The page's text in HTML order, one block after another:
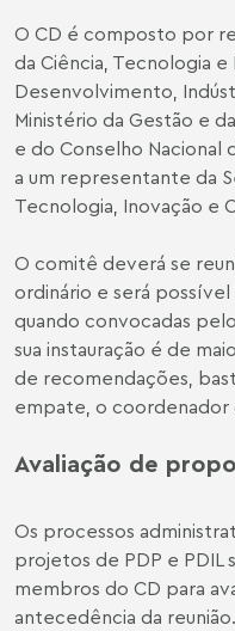
O CD é composto por
da Ciência, Tecnologia
Desenvolvimento,
Ministério da Gestão e
e do Conselho Nacional
a um representante da
Tecnologia, Inovação e
O comitê deverá se
ordinário e será possível
quando convocadas
sua instauração é de
de recomendações,
empate, o coordenador
Avaliação de
Os processos
projetos de PDP e PDIL
membros do CD para
antecedência da